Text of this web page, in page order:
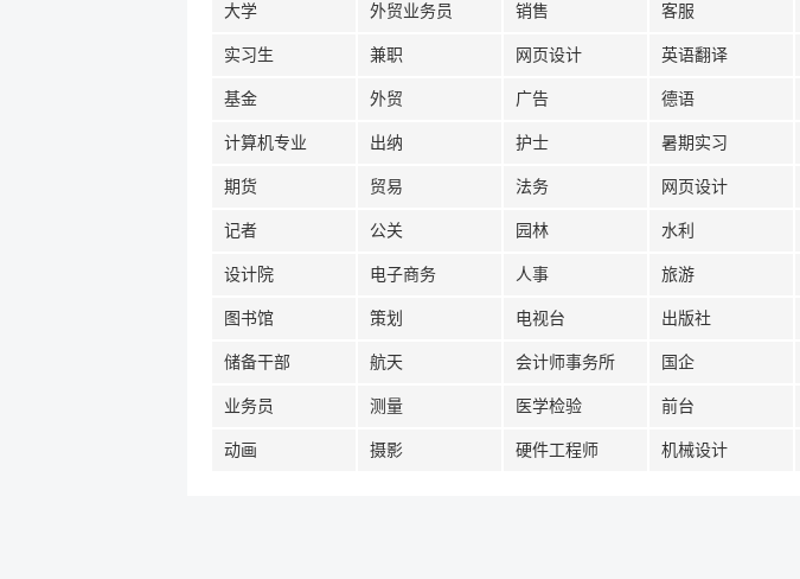
大学 外贸业务员 销售 客服
实习生 兼职 网页设计 英语翻译
基金 外贸 广告 德语
计算机专业 出纳 护士 暑期实习
期货 贸易 法务 网页设计
记者 公关 园林 水利
设计院 电子商务 人事 旅游
图书馆 策划 电视台 出版社
储备干部 航天 会计师事务所 国企
业务员 测量 医学检验 前台
动画 摄影 硬件工程师 机械设计